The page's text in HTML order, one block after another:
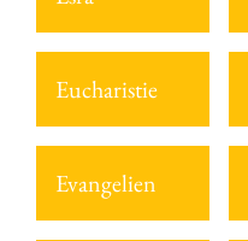
Eucharistie
Evangelien